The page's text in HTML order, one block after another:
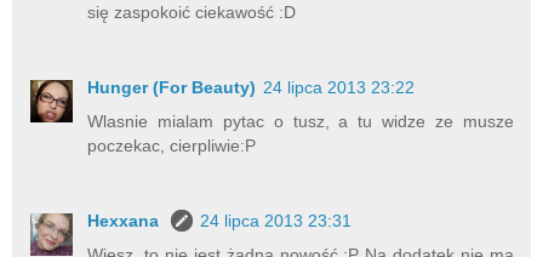
się zaspokoić ciekawość :D
Hunger (For Beauty) 24 lipca 2013 23:22
Wlasnie mialam pytac o tusz, a tu widze ze musze
poczekac, cierpliwie:P
Hexxana
24 lipca 2013 23:31